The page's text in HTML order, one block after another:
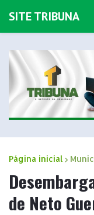
SITE TRIBUNA
Página inicial
de Neto